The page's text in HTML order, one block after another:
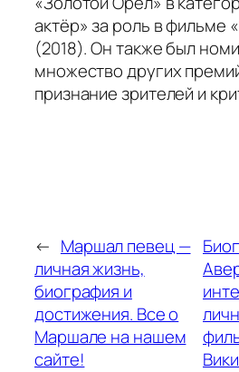
актёр» за роль в фильме
(2018). Он также был
множество других
признание зрителей и
← Маршал певец —
личная жизнь,
биография и
достижения. Все о
Маршале на нашем
сайте!